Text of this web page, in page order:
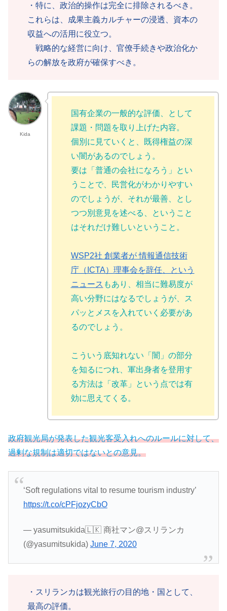
・特に、政治的操作は完全に排除されるべき。
これらは、成果主義カルチャーの浸透、資本の
収益への活用に役立つ。
戦略的な経営に向け、官僚手続きや政治化か
らの解放を政府が確保すべき。
Kida
国有企業の一般的な評価、として
課題・問題を取り上げた内容。
個別に見ていくと、既得権益の深
い闇があるのでしょう。
要は「普通の会社になろう」とい
うことで、民営化がわかりやすい
のでしょうが、それが最善、とし
つつ別意見を述べる、ということ
はそれだけ難しいということ。
WSP2社 創業者が 情報通信技術
庁（ICTA）理事会を辞任、という
ニュース もあり、相当に難易度が
高い分野にはなるでしょうが、ス
パッとメスを入れていく必要があ
るのでしょう。
こういう底知れない「闇」の部分
を知るにつれ、軍出身者を登用す
る方法は「改革」という点では有
効に思えてくる。
政府観光局が発表した観光客受入れへのルールに対して、
過剰な規制は適切ではないとの意見。
‘Soft regulations vital to resume tourism industry’
https://t.co/cPFjozyCbO
— yasumitsukida🇱🇰 商社マン@スリランカ
(@yasumitsukida) June 7, 2020
・スリランカは観光旅行の目的地・国として、
最高の評価。